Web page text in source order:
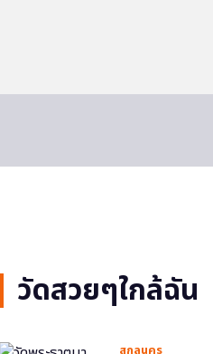
วัดสวยๆใกล้ฉัน
สกลนคร